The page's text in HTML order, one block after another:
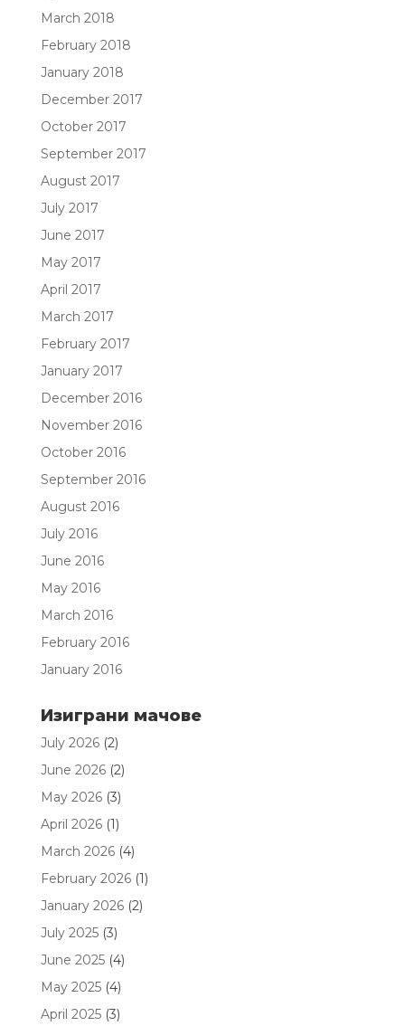
March 2018
February 2018
January 2018
December 2017
October 2017
September 2017
August 2017
July 2017
June 2017
May 2017
April 2017
March 2017
February 2017
January 2017
December 2016
November 2016
October 2016
September 2016
August 2016
July 2016
June 2016
May 2016
March 2016
February 2016
January 2016
Изиграни мачове
July 2026(2)
June 2026(2)
May 2026(3)
April 2026(1)
March 2026(4)
February 2026(1)
January 2026(2)
July 2025(3)
June 2025(4)
May 2025(4)
April 2025(3)